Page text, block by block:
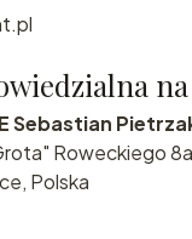
Sebastian
Roweckiego 8a
Polska